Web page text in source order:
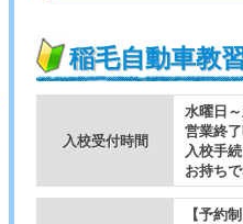
稲毛自動車教
入校受付時間
水曜日
営業終
入校手
お持ち
【予約